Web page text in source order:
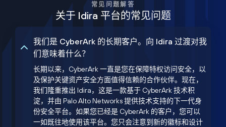
常见问题解答
关于 Idira 平台的常见问题
我们是 CyberArk 的长期客户。向 Idira 过渡对我
们意味着什么？
长期以来，CyberArk 一直是您在保障特权访问安全，以
及保护关键资产安全方面值得信赖的合作伙伴。现在，
我们隆重推出 Idira，这是一款基于 CyberArk 技术积
淀，并由 Palo Alto Networks 提供技术支持的下一代身
份安全平台。如果您已经是 CyberArk 的客户，您可以
一如既往地使用该平台。您只会注意到新的徽标和设计